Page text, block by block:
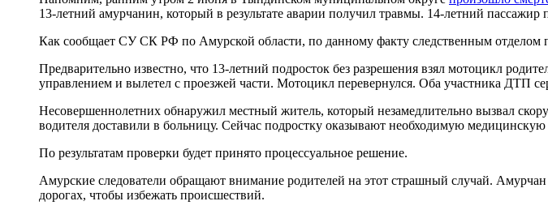
13-летний амурчанин, который в результате аварии получил травмы. 14-летний пассажир
Как сообщает СУ СК РФ по Амурской области, по данному факту следственным отделом
Предварительно известно, что 13-летний подросток без разрешения взял мотоцикл
управлением и вылетел с проезжей части. Мотоцикл перевернулся. Оба участника ДТП
Несовершеннолетних обнаружил местный житель, который незамедлительно вызвал
водителя доставили в больницу. Сейчас подростку оказывают необходимую
По результатам проверки будет принято процессуальное решение.
Амурские следователи обращают внимание родителей на этот страшный случай.
дорогах, чтобы избежать происшествий.